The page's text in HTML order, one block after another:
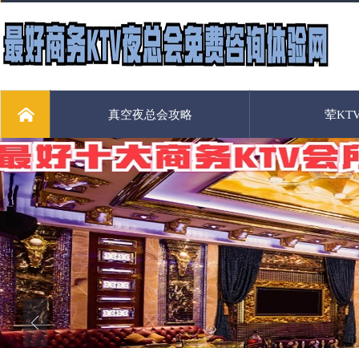
真空夜总会攻略 荤